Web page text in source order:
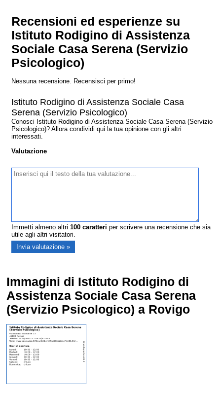
Recensioni ed esperienze su
Istituto Rodigino di Assistenza
Sociale Casa Serena (Servizio
Psicologico)
Nessuna recensione. Recensisci per primo!
Istituto Rodigino di Assistenza Sociale Casa
Serena (Servizio Psicologico)
Conosci Istituto Rodigino di Assistenza Sociale Casa Serena (Servizio
Psicologico)? Allora condividi qui la tua opinione con gli altri
interessati.
Valutazione
Immetti almeno altri100 caratteri per scrivere una recensione che sia
utile agli altri visitatori.
Immagini di Istituto Rodigino di
Assistenza Sociale Casa Serena
(Servizio Psicologico) a Rovigo